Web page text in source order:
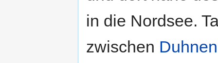
in die Nordsee.
zwischen Duhnen